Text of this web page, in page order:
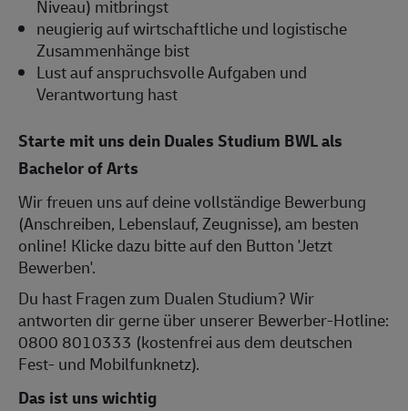
Niveau) mitbringst
neugierig auf wirtschaftliche und logistische
Zusammenhänge bist
Lust auf anspruchsvolle Aufgaben und
Verantwortung hast
Starte mit uns dein Duales Studium BWL als
Bachelor of Arts
Wir freuen uns auf deine vollständige Bewerbung
(Anschreiben, Lebenslauf, Zeugnisse), am besten
online! Klicke dazu bitte auf den Button 'Jetzt
Bewerben'.
Du hast Fragen zum Dualen Studium? Wir
antworten dir gerne über unserer Bewerber-Hotline:
0800 8010333 (kostenfrei aus dem deutschen
Fest- und Mobilfunknetz).
Das ist uns wichtig